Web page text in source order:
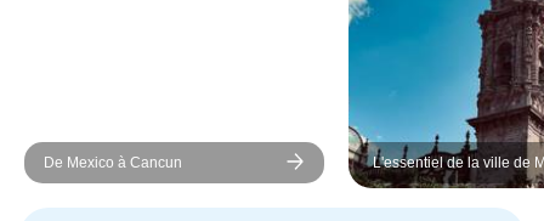
De Mexico à Cancun
L'essentiel de la ville de
de ses environs - 5 jours